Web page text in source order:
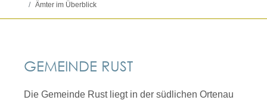
Ämter im Überblick
GEMEINDE RUST
Die Gemeinde Rust liegt in der südlichen Ortenau